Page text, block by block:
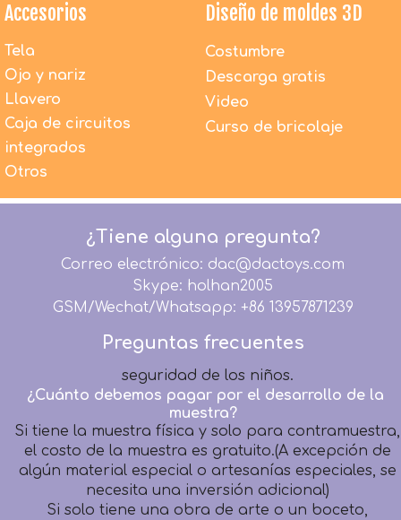
Accesorios
Tela
Ojo y nariz
Llavero
Caja de circuitos
integrados
Otros
Diseño de moldes 3D
Costumbre
Descarga gratis
Video
Curso de bricolaje
¿Tiene alguna pregunta?
Correo electrónico: dac@dactoys.com
Skype: holhan2005
GSM/Wechat/Whatsapp: +86 13957871239
Preguntas frecuentes
¿Los juguetes de peluche de DAC son seguros para
1. Todos los materiales utilizados por DACToys son
100% nuevos y respetuosos con el medio ambiente.
2. Todos los productos antes del embalaje son 100%
3. Todos los productos se fabrican estrictamente
según los términos de seguridad EN71, EN62115,
EMC, RoHS, ASTM F963, CA65, CPSIA.
DACToys se compromete a proporcionar productos
de peluche de alta calidad para niños de todo el
mundo, pero la máxima prioridad sigue siendo la
seguridad de los niños.
¿Cuánto debemos pagar por el desarrollo de la
muestra?
Si tiene la muestra física y solo para contramuestra,
el costo de la muestra es gratuito.(A excepción de
algún material especial o artesanías especiales, se
necesita una inversión adicional)
Si solo tiene una obra de arte o un boceto,
recaudaremos el material básico y el costo de